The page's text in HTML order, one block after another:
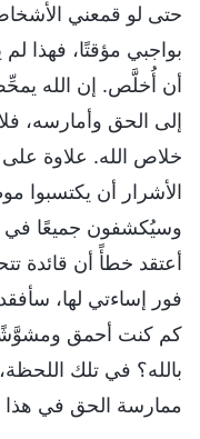
حتى لو قمعني
بواجبي مؤقتًا، فهذا
أن أُخلَّص. إن الله
إلى الحق وأمارسه،
خلاص الله. علاوة
الأشرار أن يكتسبوا
وسيُكشفون جميعًا في
أعتقد خطأً أن قائدة
فور إساءتي لها،
كم كنت أحمق
بالله؟ في تلك
ممارسة الحق في هذا